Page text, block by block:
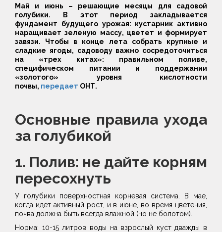
Май и июнь – решающие месяцы для садовой
голубики. В этот период закладывается
фундамент будущего урожая: кустарник активно
наращивает зеленую массу, цветет и формирует
завязи. Чтобы в конце лета собрать крупные и
сладкие ягоды, садоводу важно сосредоточиться
на «трех китах»: правильном поливе,
специфическом питании и поддержании
«золотого» уровня кислотности
почвы, передает ОНТ.
Основные правила ухода
за голубикой
1. Полив: не дайте корням
пересохнуть
У голубики поверхностная корневая система. В мае,
когда идет активный рост, и в июне, во время цветения,
почва должна быть всегда влажной (но не болотом).
Норма: 10-15 литров воды на взрослый куст дважды в